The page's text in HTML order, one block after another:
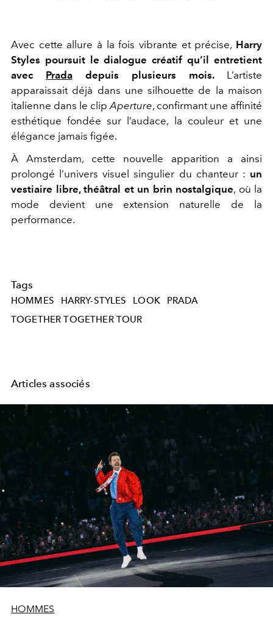
Avec cette allure à la fois vibrante et précise, Harry
Styles poursuit le dialogue créatif qu’il entretient
avec Prada depuis plusieurs mois. L’artiste
apparaissait déjà dans une silhouette de la maison
italienne dans le clip Aperture, confirmant une affinité
esthétique fondée sur l’audace, la couleur et une
élégance jamais figée.
À Amsterdam, cette nouvelle apparition a ainsi
prolongé l’univers visuel singulier du chanteur : un
vestiaire libre, théâtral et un brin nostalgique, où la
mode devient une extension naturelle de la
performance.
Tags
HOMMES HARRY-STYLES LOOK
PRADA
TOGETHER TOGETHER TOUR
Articles associés
HOMMES